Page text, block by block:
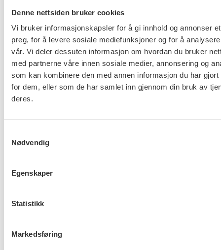
Denne nettsiden bruker cookies
Vi bruker informasjonskapsler for å gi innhold og annonser
preg, for å levere sosiale mediefunksjoner og for å
vår. Vi deler dessuten informasjon om hvordan du bruker
med partnerne våre innen sosiale medier, annonsering og
som kan kombinere den med annen informasjon du har gjort
for dem, eller som de har samlet inn gjennom din bruk av
deres.
Nødvendig
Egenskaper
Statistikk
Markedsføring
1. LO må løfte likelønn som egen kampsak
Hvis ikke LO aktivt går inn for å utjevne
lønnsforskjeller basert på kjønn, er vi redd dette vil
fortsette å vike for andre gode tiltak i
lønnsoppgjørene. Derfor må likelønn løftes som
egen fane, ved siden av kampen for de lavest lønte
og økt kjøpekraft til alle.
sektorer og bransjer
kunnskapsgrunnlag, analyse og likelønnsmodeller
likelønn.
redegjørelsesplikten (ARP) på hver enkelt